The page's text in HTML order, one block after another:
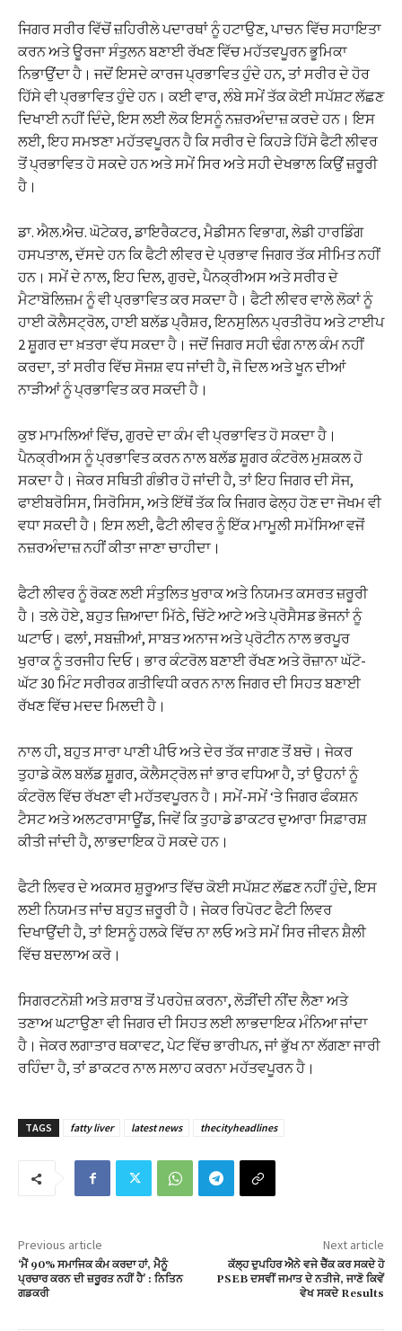
ਜਿਗਰ ਸਰੀਰ ਵਿੱਚੋਂ ਜ਼ਹਿਰੀਲੇ ਪਦਾਰਥਾਂ ਨੂੰ ਹਟਾਉਣ, ਪਾਚਨ ਵਿੱਚ ਸਹਾਇਤਾ
ਕਰਨ ਅਤੇ ਊਰਜਾ ਸੰਤੁਲਨ ਬਣਾਈ ਰੱਖਣ ਵਿੱਚ ਮਹੱਤਵਪੂਰਨ ਭੂਮਿਕਾ
ਨਿਭਾਉਂਦਾ ਹੈ। ਜਦੋਂ ਇਸਦੇ ਕਾਰਜ ਪ੍ਰਭਾਵਿਤ ਹੁੰਦੇ ਹਨ, ਤਾਂ ਸਰੀਰ ਦੇ ਹੋਰ
ਹਿੱਸੇ ਵੀ ਪ੍ਰਭਾਵਿਤ ਹੁੰਦੇ ਹਨ। ਕਈ ਵਾਰ, ਲੰਬੇ ਸਮੇਂ ਤੱਕ ਕੋਈ ਸਪੱਸ਼ਟ ਲੱਛਣ
ਦਿਖਾਈ ਨਹੀਂ ਦਿੰਦੇ, ਇਸ ਲਈ ਲੋਕ ਇਸਨੂੰ ਨਜ਼ਰਅੰਦਾਜ਼ ਕਰਦੇ ਹਨ। ਇਸ
ਲਈ, ਇਹ ਸਮਝਣਾ ਮਹੱਤਵਪੂਰਨ ਹੈ ਕਿ ਸਰੀਰ ਦੇ ਕਿਹੜੇ ਹਿੱਸੇ ਫੈਟੀ ਲੀਵਰ
ਤੋਂ ਪ੍ਰਭਾਵਿਤ ਹੋ ਸਕਦੇ ਹਨ ਅਤੇ ਸਮੇਂ ਸਿਰ ਅਤੇ ਸਹੀ ਦੇਖਭਾਲ ਕਿਉਂ ਜ਼ਰੂਰੀ
ਹੈ।
ਡਾ. ਐਲ.ਐਚ. ਘੋਟੇਕਰ, ਡਾਇਰੈਕਟਰ, ਮੈਡੀਸਨ ਵਿਭਾਗ, ਲੇਡੀ ਹਾਰਡਿੰਗ
ਹਸਪਤਾਲ, ਦੱਸਦੇ ਹਨ ਕਿ ਫੈਟੀ ਲੀਵਰ ਦੇ ਪ੍ਰਭਾਵ ਜਿਗਰ ਤੱਕ ਸੀਮਿਤ ਨਹੀਂ
ਹਨ। ਸਮੇਂ ਦੇ ਨਾਲ, ਇਹ ਦਿਲ, ਗੁਰਦੇ, ਪੈਨਕ੍ਰੀਅਸ ਅਤੇ ਸਰੀਰ ਦੇ
ਮੈਟਾਬੋਲਿਜ਼ਮ ਨੂੰ ਵੀ ਪ੍ਰਭਾਵਿਤ ਕਰ ਸਕਦਾ ਹੈ। ਫੈਟੀ ਲੀਵਰ ਵਾਲੇ ਲੋਕਾਂ ਨੂੰ
ਹਾਈ ਕੋਲੈਸਟ੍ਰੋਲ, ਹਾਈ ਬਲੱਡ ਪ੍ਰੈਸ਼ਰ, ਇਨਸੁਲਿਨ ਪ੍ਰਤੀਰੋਧ ਅਤੇ ਟਾਈਪ
2 ਸ਼ੂਗਰ ਦਾ ਖ਼ਤਰਾ ਵੱਧ ਸਕਦਾ ਹੈ। ਜਦੋਂ ਜਿਗਰ ਸਹੀ ਢੰਗ ਨਾਲ ਕੰਮ ਨਹੀਂ
ਕਰਦਾ, ਤਾਂ ਸਰੀਰ ਵਿੱਚ ਸੋਜਸ਼ ਵਧ ਜਾਂਦੀ ਹੈ, ਜੋ ਦਿਲ ਅਤੇ ਖੂਨ ਦੀਆਂ
ਨਾੜੀਆਂ ਨੂੰ ਪ੍ਰਭਾਵਿਤ ਕਰ ਸਕਦੀ ਹੈ।
ਕੁਝ ਮਾਮਲਿਆਂ ਵਿੱਚ, ਗੁਰਦੇ ਦਾ ਕੰਮ ਵੀ ਪ੍ਰਭਾਵਿਤ ਹੋ ਸਕਦਾ ਹੈ।
ਪੈਨਕ੍ਰੀਅਸ ਨੂੰ ਪ੍ਰਭਾਵਿਤ ਕਰਨ ਨਾਲ ਬਲੱਡ ਸ਼ੂਗਰ ਕੰਟਰੋਲ ਮੁਸ਼ਕਲ ਹੋ
ਸਕਦਾ ਹੈ। ਜੇਕਰ ਸਥਿਤੀ ਗੰਭੀਰ ਹੋ ਜਾਂਦੀ ਹੈ, ਤਾਂ ਇਹ ਜਿਗਰ ਦੀ ਸੋਜ,
ਫਾਈਬਰੋਸਿਸ, ਸਿਰੋਸਿਸ, ਅਤੇ ਇੱਥੋਂ ਤੱਕ ਕਿ ਜਿਗਰ ਫੇਲ੍ਹ ਹੋਣ ਦਾ ਜੋਖਮ ਵੀ
ਵਧਾ ਸਕਦੀ ਹੈ। ਇਸ ਲਈ, ਫੈਟੀ ਲੀਵਰ ਨੂੰ ਇੱਕ ਮਾਮੂਲੀ ਸਮੱਸਿਆ ਵਜੋਂ
ਨਜ਼ਰਅੰਦਾਜ਼ ਨਹੀਂ ਕੀਤਾ ਜਾਣਾ ਚਾਹੀਦਾ।
ਫੈਟੀ ਲੀਵਰ ਨੂੰ ਰੋਕਣ ਲਈ ਸੰਤੁਲਿਤ ਖੁਰਾਕ ਅਤੇ ਨਿਯਮਤ ਕਸਰਤ ਜ਼ਰੂਰੀ
ਹੈ। ਤਲੇ ਹੋਏ, ਬਹੁਤ ਜ਼ਿਆਦਾ ਮਿੱਠੇ, ਚਿੱਟੇ ਆਟੇ ਅਤੇ ਪ੍ਰੋਸੈਸਡ ਭੋਜਨਾਂ ਨੂੰ
ਘਟਾਓ। ਫਲਾਂ, ਸਬਜ਼ੀਆਂ, ਸਾਬਤ ਅਨਾਜ ਅਤੇ ਪ੍ਰੋਟੀਨ ਨਾਲ ਭਰਪੂਰ
ਖੁਰਾਕ ਨੂੰ ਤਰਜੀਹ ਦਿਓ। ਭਾਰ ਕੰਟਰੋਲ ਬਣਾਈ ਰੱਖਣ ਅਤੇ ਰੋਜ਼ਾਨਾ ਘੱਟੋ-
ਘੱਟ 30 ਮਿੰਟ ਸਰੀਰਕ ਗਤੀਵਿਧੀ ਕਰਨ ਨਾਲ ਜਿਗਰ ਦੀ ਸਿਹਤ ਬਣਾਈ
ਰੱਖਣ ਵਿੱਚ ਮਦਦ ਮਿਲਦੀ ਹੈ।
ਨਾਲ ਹੀ, ਬਹੁਤ ਸਾਰਾ ਪਾਣੀ ਪੀਓ ਅਤੇ ਦੇਰ ਤੱਕ ਜਾਗਣ ਤੋਂ ਬਚੋ। ਜੇਕਰ
ਤੁਹਾਡੇ ਕੋਲ ਬਲੱਡ ਸ਼ੂਗਰ, ਕੋਲੈਸਟ੍ਰੋਲ ਜਾਂ ਭਾਰ ਵਧਿਆ ਹੈ, ਤਾਂ ਉਹਨਾਂ ਨੂੰ
ਕੰਟਰੋਲ ਵਿੱਚ ਰੱਖਣਾ ਵੀ ਮਹੱਤਵਪੂਰਨ ਹੈ। ਸਮੇਂ-ਸਮੇਂ ‘ਤੇ ਜਿਗਰ ਫੰਕਸ਼ਨ
ਟੈਸਟ ਅਤੇ ਅਲਟਰਾਸਾਊਂਡ, ਜਿਵੇਂ ਕਿ ਤੁਹਾਡੇ ਡਾਕਟਰ ਦੁਆਰਾ ਸਿਫ਼ਾਰਸ਼
ਕੀਤੀ ਜਾਂਦੀ ਹੈ, ਲਾਭਦਾਇਕ ਹੋ ਸਕਦੇ ਹਨ।
ਫੈਟੀ ਲਿਵਰ ਦੇ ਅਕਸਰ ਸ਼ੁਰੂਆਤ ਵਿੱਚ ਕੋਈ ਸਪੱਸ਼ਟ ਲੱਛਣ ਨਹੀਂ ਹੁੰਦੇ, ਇਸ
ਲਈ ਨਿਯਮਤ ਜਾਂਚ ਬਹੁਤ ਜ਼ਰੂਰੀ ਹੈ। ਜੇਕਰ ਰਿਪੋਰਟ ਫੈਟੀ ਲਿਵਰ
ਦਿਖਾਉਂਦੀ ਹੈ, ਤਾਂ ਇਸਨੂੰ ਹਲਕੇ ਵਿੱਚ ਨਾ ਲਓ ਅਤੇ ਸਮੇਂ ਸਿਰ ਜੀਵਨ ਸ਼ੈਲੀ
ਵਿੱਚ ਬਦਲਾਅ ਕਰੋ।
ਸਿਗਰਟਨੋਸ਼ੀ ਅਤੇ ਸ਼ਰਾਬ ਤੋਂ ਪਰਹੇਜ਼ ਕਰਨਾ, ਲੋੜੀਂਦੀ ਨੀਂਦ ਲੈਣਾ ਅਤੇ
ਤਣਾਅ ਘਟਾਉਣਾ ਵੀ ਜਿਗਰ ਦੀ ਸਿਹਤ ਲਈ ਲਾਭਦਾਇਕ ਮੰਨਿਆ ਜਾਂਦਾ
ਹੈ। ਜੇਕਰ ਲਗਾਤਾਰ ਥਕਾਵਟ, ਪੇਟ ਵਿੱਚ ਭਾਰੀਪਨ, ਜਾਂ ਭੁੱਖ ਨਾ ਲੱਗਣਾ ਜਾਰੀ
ਰਹਿੰਦਾ ਹੈ, ਤਾਂ ਡਾਕਟਰ ਨਾਲ ਸਲਾਹ ਕਰਨਾ ਮਹੱਤਵਪੂਰਨ ਹੈ।
TAGS fatty liver latest news thecityheadlines
Previous article
‘ਮੈਂ 90% ਸਮਾਜਿਕ ਕੰਮ ਕਰਦਾ ਹਾਂ, ਮੈਨੂੰ
ਪ੍ਰਚਾਰ ਕਰਨ ਦੀ ਜ਼ਰੂਰਤ ਨਹੀਂ ਹੈ’ : ਨਿਤਿਨ
ਗਡਕਰੀ
Next article
ਕੱਲ੍ਹ ਦੁਪਹਿਰ ਐਨੇ ਵਜੇ ਚੈੱਕ ਕਰ ਸਕਦੇ ਹੋ
PSEB ਦਸਵੀਂ ਜਮਾਤ ਦੇ ਨਤੀਜੇ, ਜਾਣੋ ਕਿਵੇਂ
ਵੇਖ ਸਕਦੇ Results